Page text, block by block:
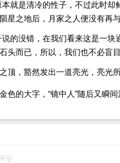
就是清冷的性子，不过此时
星之地后，月家之人便没有再
没错，在我们看来这是一块
头而已，所以，我们也不必盲
，豁然发出一道亮光，亮光
的大字，“镜中人”随后又瞬间
论